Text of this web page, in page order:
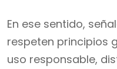
En ese sentido,
respeten principios
uso responsable,